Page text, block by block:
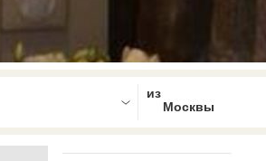
Select is focused , press Down to open the menu,